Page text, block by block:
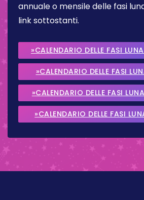
annuale o mensile delle fasi
link sottostanti.
»CALENDARIO DELLE FASI
»CALENDARIO DELLE FASI
2026
»CALENDARIO DELLE FASI
2026
»CALENDARIO DELLE FASI